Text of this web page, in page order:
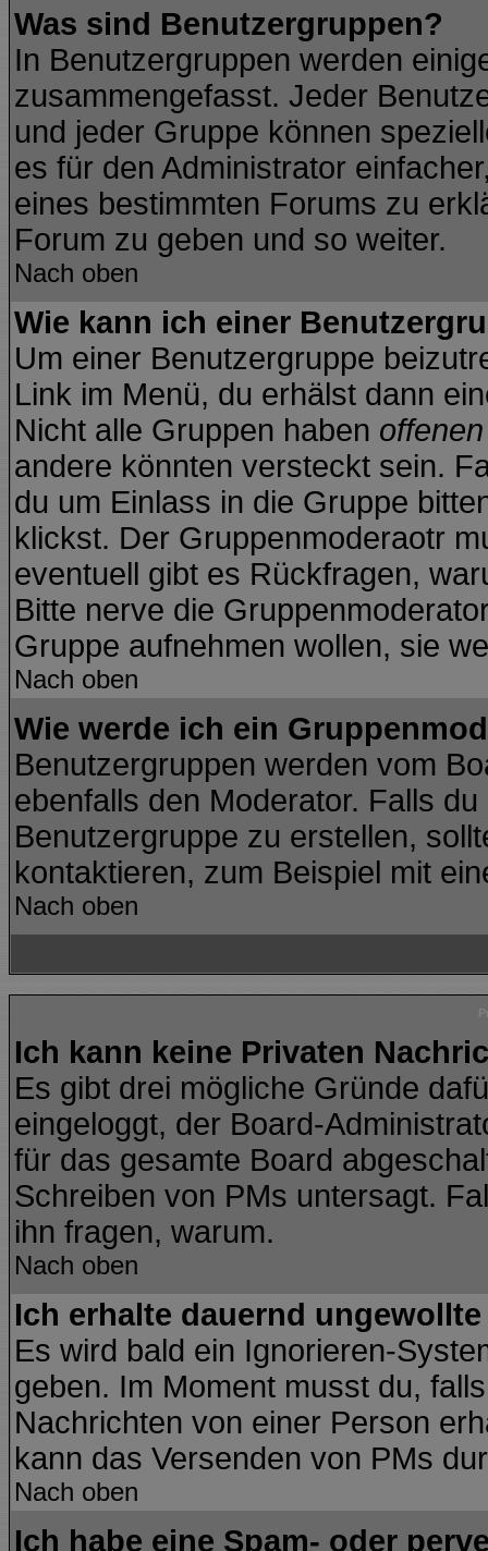
Was sind Benutzergruppen?
In Benutzergruppen werden
zusammengefasst. Jeder
und jeder Gruppe können
es für den Administrator
eines bestimmten Forums zu
Forum zu geben und so weiter.
Nach oben
Wie kann ich einer
Um einer Benutzergruppe
Link im Menü, du erhälst dann
Nicht alle Gruppen haben
andere könnten versteckt sein.
du um Einlass in die Gruppe
klickst. Der Gruppenmoderaotr
eventuell gibt es Rückfragen,
Bitte nerve die
Gruppe aufnehmen wollen, sie
Nach oben
Wie werde ich ein
Benutzergruppen werden vom
ebenfalls den Moderator. Falls
Benutzergruppe zu erstellen,
kontaktieren, zum Beispiel mit
Nach oben
Ich kann keine Privaten
Es gibt drei mögliche Gründe
eingeloggt, der Board-
für das gesamte Board
Schreiben von PMs untersagt.
ihn fragen, warum.
Nach oben
Ich erhalte dauernd ungewollte
Es wird bald ein Ignorieren-
geben. Im Moment musst du,
Nachrichten von einer Person
kann das Versenden von PMs
Nach oben
Ich habe eine Spam- oder